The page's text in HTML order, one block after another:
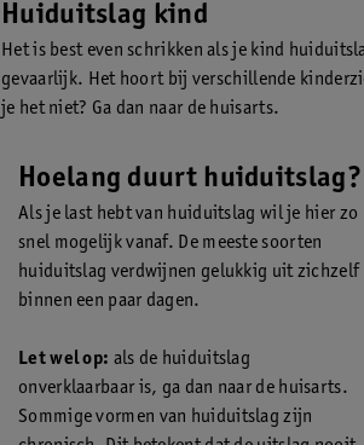
Huiduitslag kind
Het is best even schrikken als je kind
gevaarlijk. Het hoort bij verschillende
je het niet? Ga dan naar de huisarts.
Hoelang duurt huiduitslag?
Als je last hebt van huiduitslag wil je hier zo
snel mogelijk vanaf. De meeste soorten
huiduitslag verdwijnen gelukkig uit zichzelf
binnen een paar dagen.
Let wel op: als de huiduitslag
onverklaarbaar is, ga dan naar de huisarts.
Sommige vormen van huiduitslag zijn